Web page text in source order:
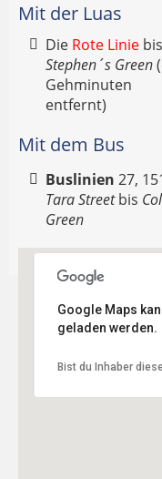
Mit der Luas
Die Rote Linie bis
Stephen´s Green
Gehminuten
entfernt)
Mit dem Bus
Buslinien 27,
Tara Streetbis
Green
Google Maps
geladen werden.
Bist du Inhaber